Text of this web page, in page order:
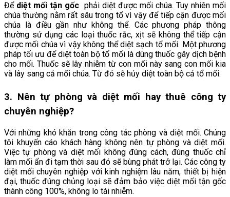
Để diệt mối tận gốc phải diệt được mối chúa. Tuy nhiên mối
chúa thường nằm rất sâu trong tổ vì vậy để tiếp cận được mối
chúa là điều gần như không thể. Các phương pháp thông
thường sử dụng các loại thuốc rắc, xịt sẽ không thể tiếp cận
được mối chúa vì vậy không thể diệt sạch tổ mối. Một phương
pháp tối ưu để diệt toàn bộ tổ mối là dùng thuốc gây dịch bệnh
cho mối. Thuốc sẽ lây nhiễm từ con mối này sang con mối kia
và lây sang cả mối chúa. Từ đó sẽ hủy diệt toàn bộ cả tổ mối.
3. Nên tự phòng và diệt mối hay thuê công ty
chuyên nghiệp?
Với những khó khăn trong công tác phòng và diệt mối. Chúng
tôi khuyến cáo khách hàng không nên tự phòng và diệt mối.
Việc tự phòng và diệt mối không đúng cách, đúng thuốc chỉ
làm mối ẩn đi tạm thời sau đó sẽ bùng phát trở lại. Các công ty
diệt mối chuyên nghiệp với kinh nghiệm lâu năm, thiết bị hiện
đại, thuốc đúng chủng loại sẽ đảm bảo việc diệt mối tận gốc
thành công 100%, không lo tái nhiễm.